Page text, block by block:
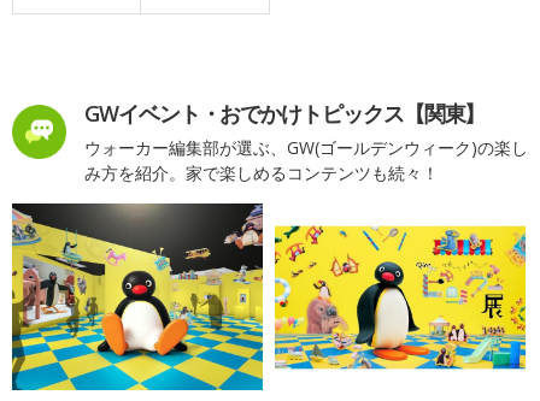
GWイベント・おでかけトピックス【関東】
ウォーカー編集部が選ぶ、GW(ゴールデンウィーク)の楽し
み方を紹介。家で楽しめるコンテンツも続々！